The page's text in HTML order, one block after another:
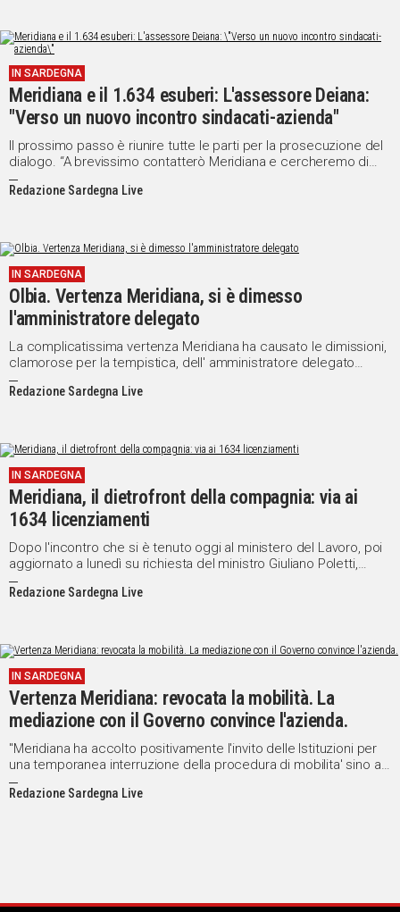
IN SARDEGNA
Meridiana e il 1.634 esuberi: L'assessore Deiana:
"Verso un nuovo incontro sindacati-azienda"
Il prossimo passo è riunire tutte le parti per la prosecuzione del
dialogo. “A brevissimo contatterò Meridiana e cercheremo di
costruire una base sulla quale mettere nuovamente, per la prima
volta dopo diverso tempo fuori dalle procedure di
- ha concluso il titolare dei Trasporti - ma abbiamo riscontrato
timidi segnali di disponibilità dalla dirigenza e altrettanto timidi
ma significativi segnali di disponibilità da parte dei sindacati".
Redazione Sardegna Live
IN SARDEGNA
Olbia. Vertenza Meridiana, si è dimesso
l'amministratore delegato
La complicatissima vertenza Meridiana ha causato le dimissioni,
clamorose per la tempistica, dell' amministratore delegato
Roberto Scaramella.
Redazione Sardegna Live
IN SARDEGNA
Meridiana, il dietrofront della compagnia: via ai
1634 licenziamenti
Dopo l'incontro che si è tenuto oggi al ministero del Lavoro, poi
aggiornato a lunedì su richiesta del ministro Giuliano Poletti,
Meridiana ha diffuso una nota in cui comunica la riapertura della
procedura di messa in mobilità dei 1634 dipendenti giudicati in
Redazione Sardegna Live
IN SARDEGNA
Vertenza Meridiana: revocata la mobilità. La
mediazione con il Governo convince l'azienda.
"Meridiana ha accolto positivamente l'invito delle Istituzioni per
una temporanea interruzione della procedura di mobilita' sino al
21 ottobre 2014". Lo sottolinea la stessa azienda, in un
comunicato diramato dopo l'incontro di stasera.
Redazione Sardegna Live